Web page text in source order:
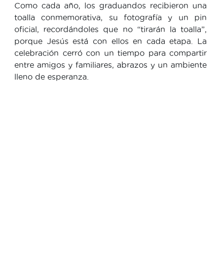
Como cada año, los graduandos recibieron una
toalla conmemorativa, su fotografía y un pin
oficial, recordándoles que no “tirarán la toalla”,
porque Jesús está con ellos en cada etapa. La
celebración cerró con un tiempo para compartir
entre amigos y familiares, abrazos y un ambiente
lleno de esperanza.